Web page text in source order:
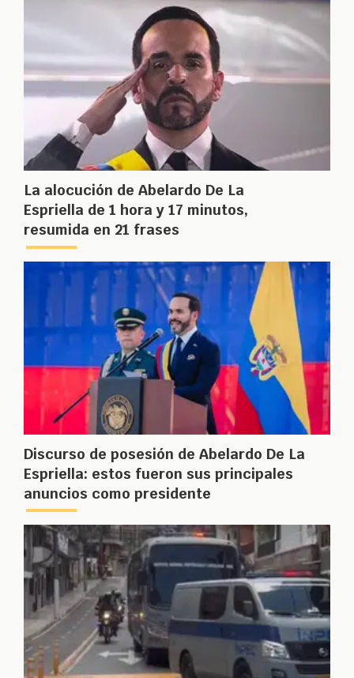
La alocución de Abelardo De La
Espriella de 1 hora y 17 minutos,
resumida en 21 frases
Discurso de posesión de Abelardo De La
Espriella: estos fueron sus principales
anuncios como presidente